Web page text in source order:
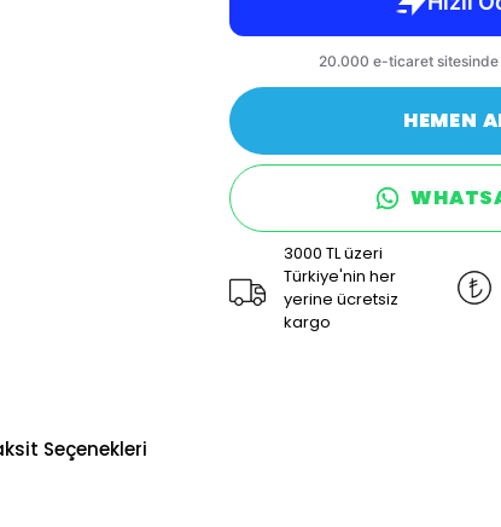
HEMEN
3000 TL üzeri
Türkiye'nin her
yerine ücretsiz
kargo
Seçenekleri